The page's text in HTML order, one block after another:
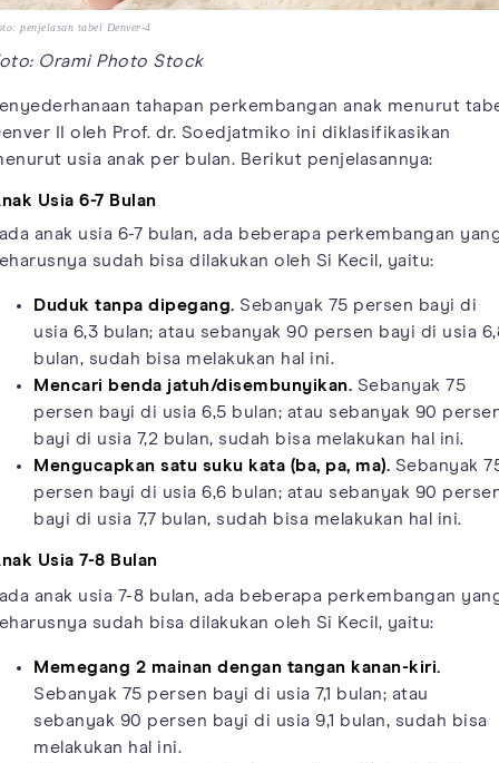
penjelasan tabel Denver-4
Orami Photo Stock
tahapan perkembangan anak menurut
II oleh Prof. dr. Soedjatmiko ini diklasifikasikan
usia anak per bulan. Berikut penjelasannya:
Usia 6-7 Bulan
anak usia 6-7 bulan, ada beberapa perkembangan
sudah bisa dilakukan oleh Si Kecil, yaitu:
Duduk tanpa dipegang. Sebanyak 75 persen bayi di
usia 6,3 bulan; atau sebanyak 90 persen bayi di usia
bulan, sudah bisa melakukan hal ini.
Mencari benda jatuh/disembunyikan. Sebanyak 75
persen bayi di usia 6,5 bulan; atau sebanyak 90
bayi di usia 7,2 bulan, sudah bisa melakukan hal ini.
Mengucapkan satu suku kata (ba, pa, ma). Sebanyak
persen bayi di usia 6,6 bulan; atau sebanyak 90
bayi di usia 7,7 bulan, sudah bisa melakukan hal ini.
Usia 7-8 Bulan
anak usia 7-8 bulan, ada beberapa perkembangan
sudah bisa dilakukan oleh Si Kecil, yaitu:
Memegang 2 mainan dengan tangan kanan-kiri.
Sebanyak 75 persen bayi di usia 7,1 bulan; atau
sebanyak 90 persen bayi di usia 9,1 bulan, sudah bisa
melakukan hal ini.